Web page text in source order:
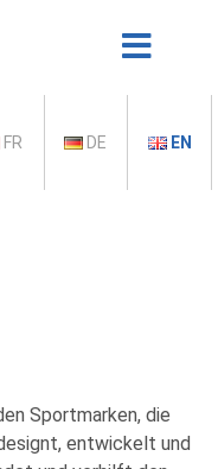
FR DE EN
Sportmarken, die
entwickelt und